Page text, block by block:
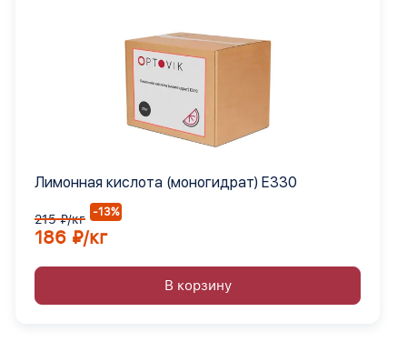
Лимонная кислота (моногидрат) Е330
215 ₽/кг -13%
186 ₽/кг
В корзину